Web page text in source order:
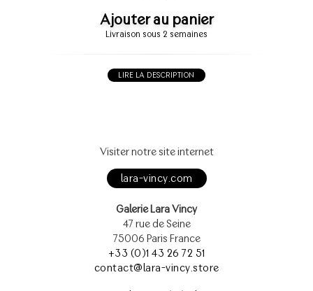
Ajouter au panier
Livraison sous 2 semaines
LIRE LA DESCRIPTION
Visiter notre site internet
lara-vincy.com
Galerie Lara Vincy
47 rue de Seine
75006 Paris France
+33 (0)1 43 26 72 51
contact@lara-vincy.store